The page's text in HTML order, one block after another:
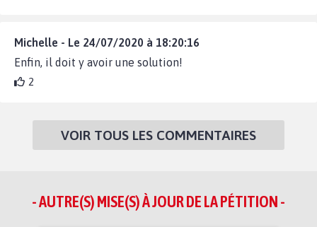
Michelle - Le 24/07/2020 à 18:20:16
Enfin, il doit y avoir une solution!
2
VOIR TOUS LES COMMENTAIRES
- AUTRE(S) MISE(S) À JOUR DE LA PÉTITION -